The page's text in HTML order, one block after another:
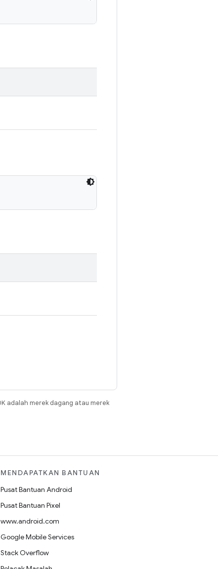
adalah merek dagang atau merek
MENDAPATKAN BANTUAN
Pusat Bantuan Android
Pusat Bantuan Pixel
www.android.com
Google Mobile Services
Stack Overflow